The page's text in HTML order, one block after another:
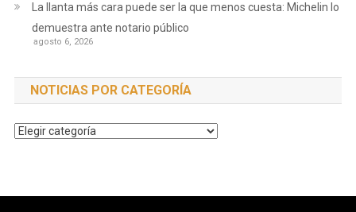
La llanta más cara puede ser la que menos cuesta: Michelin lo
demuestra ante notario público
agosto 6, 2026
NOTICIAS POR CATEGORÍA
Noticias